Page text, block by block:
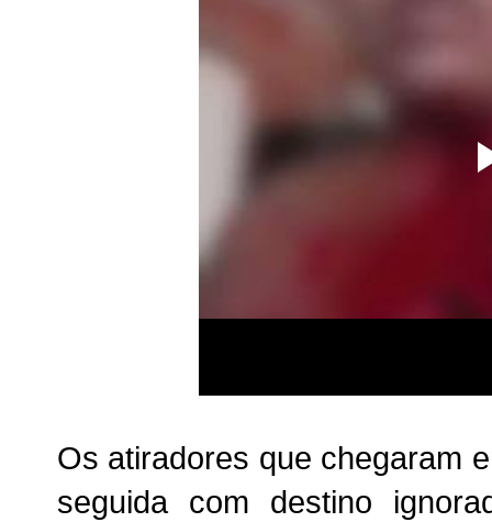
Os atiradores que chegaram
seguida com destino